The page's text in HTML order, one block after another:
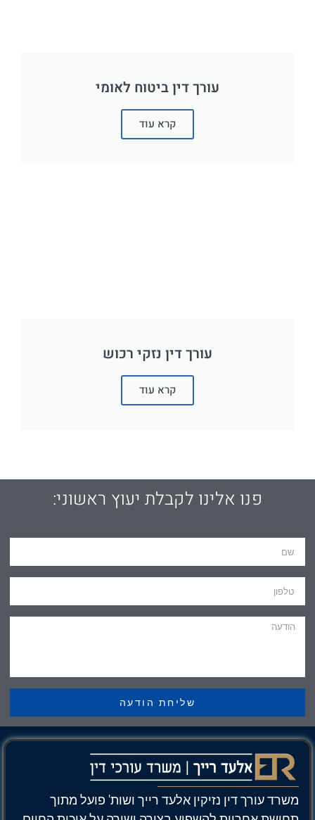
עורך דין ביטוח לאומי
קרא עוד
עורך דין נזקי רכוש
קרא עוד
פנו אלינו לקבלת יעוץ ראשוני:
שליחת הודעה
משרד עורך דין נזיקין אלעד רייך ושות' פועל מתוך